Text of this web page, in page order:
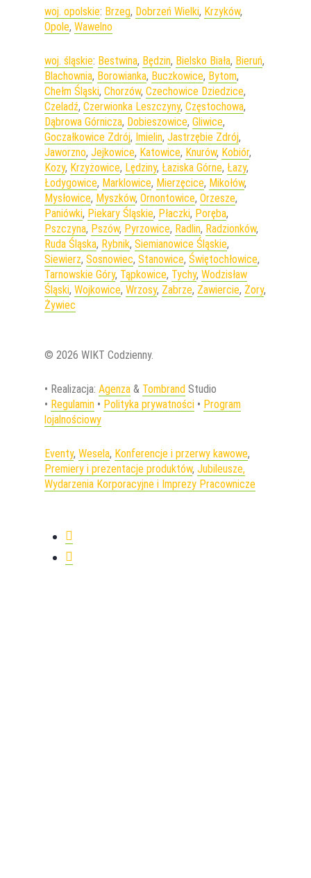
woj. opolskie: Brzeg, Dobrzeń Wielki, Krzyków,
Opole, Wawelno
woj. śląskie: Bestwina, Będzin, Bielsko Biała, Bieruń,
Blachownia, Borowianka, Buczkowice, Bytom,
Chełm Śląski, Chorzów, Czechowice Dziedzice,
Czeladź, Czerwionka Leszczyny, Częstochowa,
Dąbrowa Górnicza, Dobieszowice, Gliwice,
Goczałkowice Zdrój, Imielin, Jastrzębie Zdrój,
Jaworzno, Jejkowice, Katowice, Knurów, Kobiór,
Kozy, Krzyżowice, Lędziny, Łaziska Górne, Łazy,
Łodygowice, Marklowice, Mierzęcice, Mikołów,
Mysłowice, Myszków, Ornontowice, Orzesze,
Paniówki, Piekary Śląskie, Płaczki, Poręba,
Pszczyna, Pszów, Pyrzowice, Radlin, Radzionków,
Ruda Śląska, Rybnik, Siemianowice Śląskie,
Siewierz, Sosnowiec, Stanowice, Świętochłowice,
Tarnowskie Góry, Tąpkowice, Tychy, Wodzisław
Śląski, Wojkowice, Wrzosy, Zabrze, Zawiercie, Żory,
Żywiec
© 2026 WIKT Codzienny.
• Realizacja: Agenza & Tombrand Studio
• Regulamin • Polityka prywatności • Program
lojalnościowy
Eventy, Wesela, Konferencje i przerwy kawowe,
Premiery i prezentacje produktów, Jubileusze,
Wydarzenia Korporacyjne i Imprezy Pracownicze
facebook
instagram